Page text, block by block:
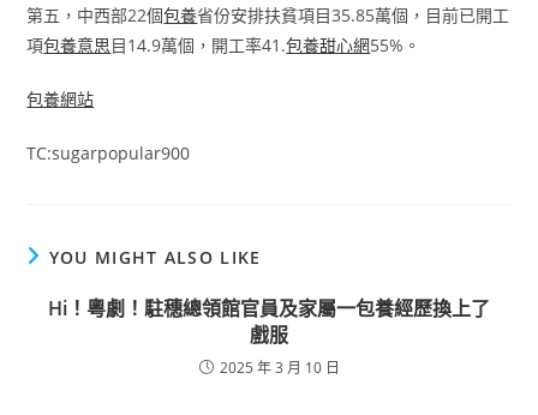
第五，中西部22個包養省份安排扶貧項目35.85萬個，目前已開工
項包養意思目14.9萬個，開工率41.包養甜心網55%。
包養網站
TC:sugarpopular900
YOU MIGHT ALSO LIKE
Hi！粵劇！駐穗總領館官員及家屬一包養經歷換上了
戲服
2025 年 3 月 10 日